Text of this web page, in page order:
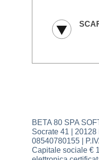
BETA 80 SPA
Socrate 41 |
08540780155 |
Capitale sociale €